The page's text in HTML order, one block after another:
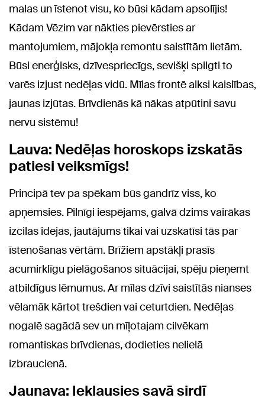
malas un īstenot visu, ko būsi kādam apsolījis!
Kādam Vēzim var nākties pievērsties ar
mantojumiem, mājokļa remontu saistītām lietām.
Būsi enerģisks, dzīvespriecīgs, sevišķi spilgti to
varēs izjust nedēļas vidū. Mīlas frontē alksi kaislības,
jaunas izjūtas. Brīvdienās kā nākas atpūtini savu
nervu sistēmu!
Lauva: Nedēļas horoskops izskatās
patiesi veiksmīgs!
Principā tev pa spēkam būs gandrīz viss, ko
apņemsies. Pilnīgi iespējams, galvā dzims vairākas
izcilas idejas, jautājums tikai vai uzskatīsi tās par
īstenošanas vērtām. Brīžiem apstākļi prasīs
acumirklīgu pielāgošanos situācijai, spēju pieņemt
atbildīgus lēmumus. Ar mīlas dzīvi saistītās nianses
vēlamāk kārtot trešdien vai ceturtdien. Nedēļas
nogalē sagādā sev un mīļotajam cilvēkam
romantiskas brīvdienas, dodieties nelielā
izbraucienā.
Jaunava: Ieklausies savā sirdī